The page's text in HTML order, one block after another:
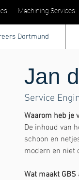
Machining Services
Dortmund
Jan
Service
Waarom heb je
De inhoud van
schoon en
modern en niet
Wat maakt